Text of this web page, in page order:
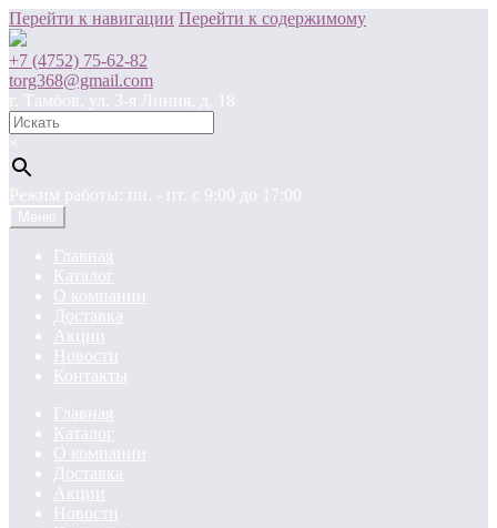
Перейти к навигации Перейти к содержимому
+7 (4752) 75-62-82
torg368@gmail.com
г. Тамбов, ул. 3-я Линия, д. 18
×
Режим работы: пн. - пт. c 9:00 до 17:00
Меню
Главная
Каталог
О компании
Доставка
Акции
Новости
Контакты
Главная
Каталог
О компании
Доставка
Акции
Новости